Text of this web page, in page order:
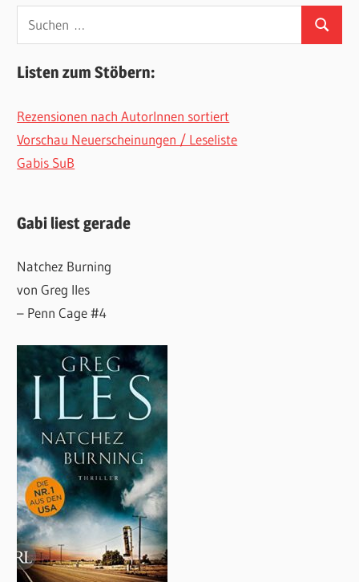
Suchen
nach:
Suchen
Listen zum Stöbern:
Rezensionen nach AutorInnen sortiert
Vorschau Neuerscheinungen / Leseliste
Gabis SuB
Gabi liest gerade
Natchez Burning
von Greg Iles
– Penn Cage #4